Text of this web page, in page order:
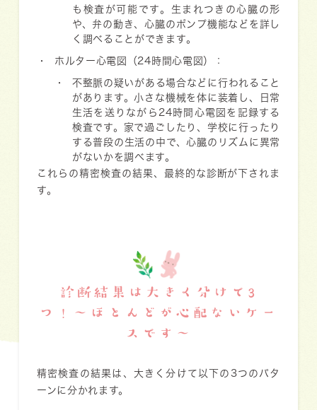
も検査が可能です。生まれつきの心臓の形
や、弁の動き、心臓のポンプ機能などを詳し
く調べることができます。
ホルター心電図（24時間心電図） ：
不整脈の疑いがある場合などに行われること
があります。小さな機械を体に装着し、日常
生活を送りながら24時間心電図を記録する
検査です。家で過ごしたり、学校に行ったり
する普段の生活の中で、心臓のリズムに異常
がないかを調べます。
これらの精密検査の結果、最終的な診断が下されま
す。
診断結果は大きく分けて3
つ！〜ほとんどが心配ないケー
スです〜
精密検査の結果は、大きく分けて以下の3つのパタ
ーンに分かれます。